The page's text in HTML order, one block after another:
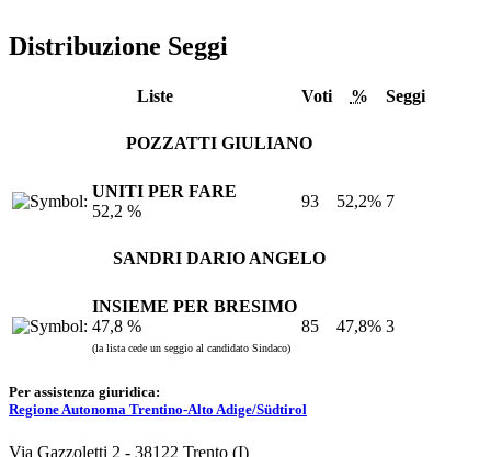
Distribuzione Seggi
Liste Voti % Seggi
POZZATTI GIULIANO
UNITI PER FARE
52,2 %
93 52,2% 7
SANDRI DARIO ANGELO
INSIEME PER BRESIMO
47,8 %
(la lista cede un seggio al candidato Sindaco)
85 47,8% 3
Per assistenza giuridica:
Regione Autonoma Trentino-Alto Adige/Südtirol
Via Gazzoletti 2 - 38122 Trento (I)